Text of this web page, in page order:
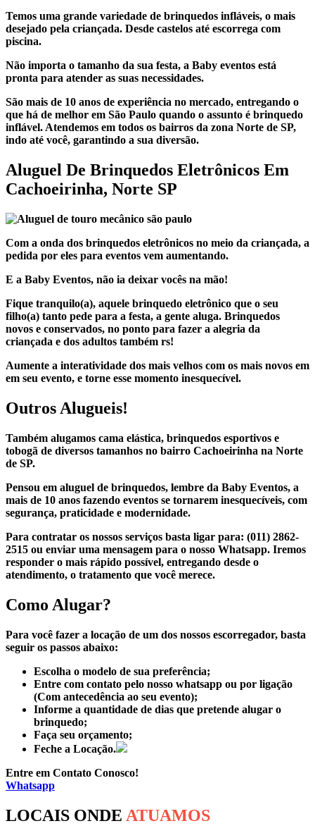
Temos uma grande variedade de brinquedos infláveis, o mais
desejado pela criançada. Desde castelos até escorrega com
piscina.
Não importa o tamanho da sua festa, a Baby eventos está
pronta para atender as suas necessidades.
São mais de 10 anos de experiência no mercado, entregando o
que há de melhor em São Paulo quando o assunto é brinquedo
inflável. Atendemos em todos os bairros da zona Norte de SP,
indo até você, garantindo a sua diversão.
Aluguel De Brinquedos Eletrônicos Em
Cachoeirinha, Norte SP
Com a onda dos brinquedos eletrônicos no meio da criançada, a
pedida por eles para eventos vem aumentando.
E a Baby Eventos, não ia deixar vocês na mão!
Fique tranquilo(a), aquele brinquedo eletrônico que o seu
filho(a) tanto pede para a festa, a gente aluga. Brinquedos
novos e conservados, no ponto para fazer a alegria da
criançada e dos adultos também rs!
Aumente a interatividade dos mais velhos com os mais novos em
em seu evento, e torne esse momento inesquecível.
Outros Alugueis!
Também alugamos cama elástica, brinquedos esportivos e
tobogã de diversos tamanhos no bairro Cachoeirinha na Norte
de SP.
Pensou em aluguel de brinquedos, lembre da Baby Eventos, a
mais de 10 anos fazendo eventos se tornarem inesquecíveis, com
segurança, praticidade e modernidade.
Para contratar os nossos serviços basta ligar para: (011) 2862-
2515 ou enviar uma mensagem para o nosso Whatsapp. Iremos
responder o mais rápido possível, entregando desde o
atendimento, o tratamento que você merece.
Como Alugar?
Para você fazer a locação de um dos nossos escorregador, basta
seguir os passos abaixo:
Escolha o modelo de sua preferência;
Entre com contato pelo nosso whatsapp ou por ligação
(Com antecedência ao seu evento);
Informe a quantidade de dias que pretende alugar o
brinquedo;
Faça seu orçamento;
Feche a Locação.
Entre em Contato Conosco!
Whatsapp
LOCAIS ONDE ATUAMOS